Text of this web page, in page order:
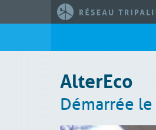
AlterEco
Démarrée